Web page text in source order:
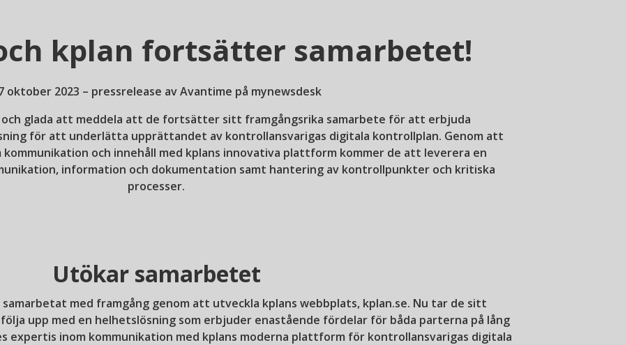
kplan fortsätter samarbetet!
oktober 2023 – pressrelease av Avantime på mynewsdesk
glada att meddela att de fortsätter sitt framgångsrika samarbete för att erbjuda
för att underlätta upprättandet av kontrollansvarigas digitala kontrollplan. Genom att
och innehåll med kplans innovativa plattform kommer de att leverera en
information och dokumentation samt hantering av kontrollpunkter och kritiska
processer.
Utökar samarbetet
med framgång genom att utveckla kplans webbplats, kplan.se. Nu tar de sitt
upp med en helhetslösning som erbjuder enastående fördelar för båda parterna på lång
expertis inom kommunikation med kplans moderna plattform för kontrollansvarigas digitala